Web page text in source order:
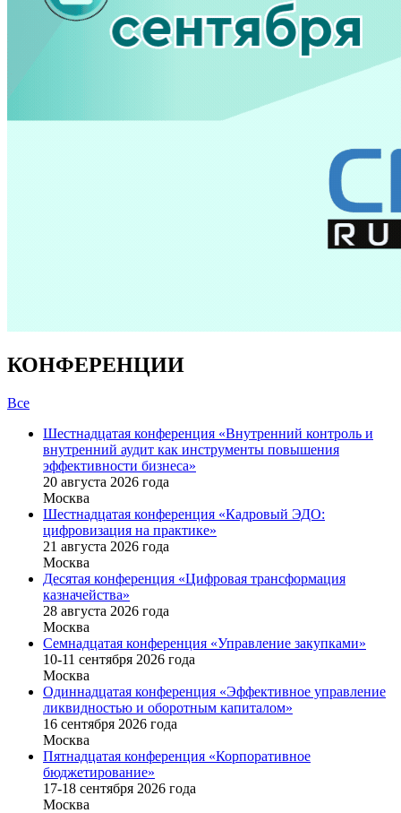
КОНФЕРЕНЦИИ
Все
Шестнадцатая конференция «Внутренний контроль и
внутренний аудит как инструменты повышения
эффективности бизнеса»
20 августа 2026 года
Москва
Шестнадцатая конференция «Кадровый ЭДО:
цифровизация на практике»
21 августа 2026 года
Москва
Десятая конференция «Цифровая трансформация
казначейства»
28 августа 2026 года
Москва
Семнадцатая конференция «Управление закупками»
10-11 сентября 2026 года
Москва
Одиннадцатая конференция «Эффективное управление
ликвидностью и оборотным капиталом»
16 cентября 2026 года
Москва
Пятнадцатая конференция «Корпоративное
бюджетирование»
17-18 сентября 2026 года
Москва